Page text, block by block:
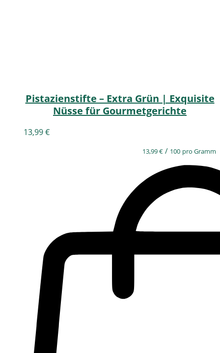
Pistazienstifte – Extra Grün | Exquisite
Nüsse für Gourmetgerichte
13,99€
13,99€ / 100 pro Gramm